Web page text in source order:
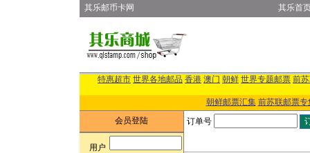
其乐邮币卡网 其乐首
特惠超市 世界各地邮品 香港 澳门 朝鲜 世界专题邮票 前
朝鲜邮票汇集 前苏联邮票专
会员登陆
用户:
订单号